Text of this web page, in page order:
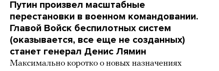
Путин произвел масштабные
перестановки в военном командовании.
Главой Войск беспилотных систем
(оказывается, все еще не созданных)
станет генерал Денис Лямин
Максимально коротко о новых назначениях